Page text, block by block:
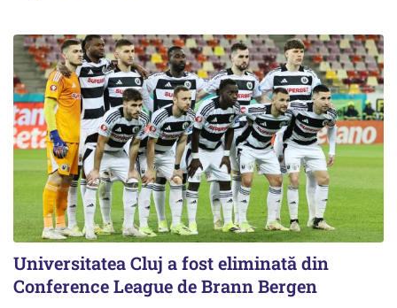
Universitatea Cluj a fost eliminată din
Conference League de Brann Bergen